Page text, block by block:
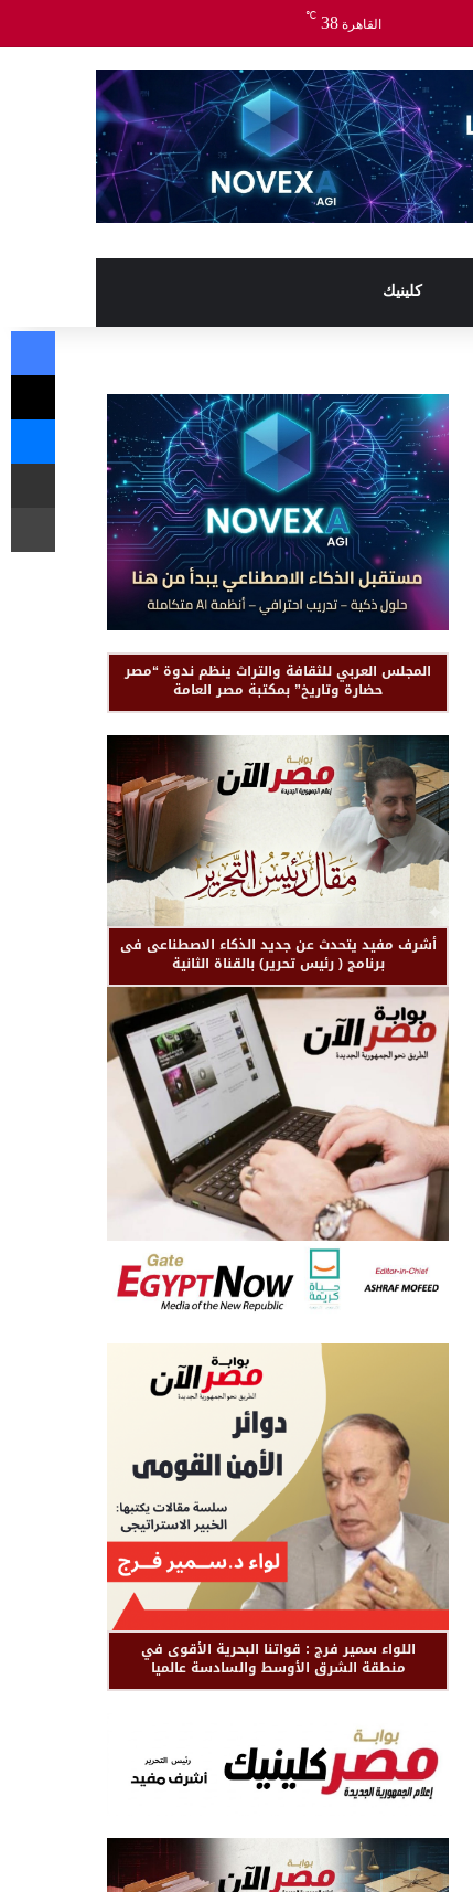
القاهرة 38
℃
كلينيك
المجلس العربي للثقافة والتراث ينظم ندوة “مصر
حضارة وتاريخ” بمكتبة مصر العامة
أشرف مفيد يتحدث عن جديد الذكاء الاصطناعى فى
برنامج ( رئيس تحرير) بالقناة الثانية
اللواء سمير فرج : قواتنا البحرية الأقوى في
منطقة الشرق الأوسط والسادسة عالميا